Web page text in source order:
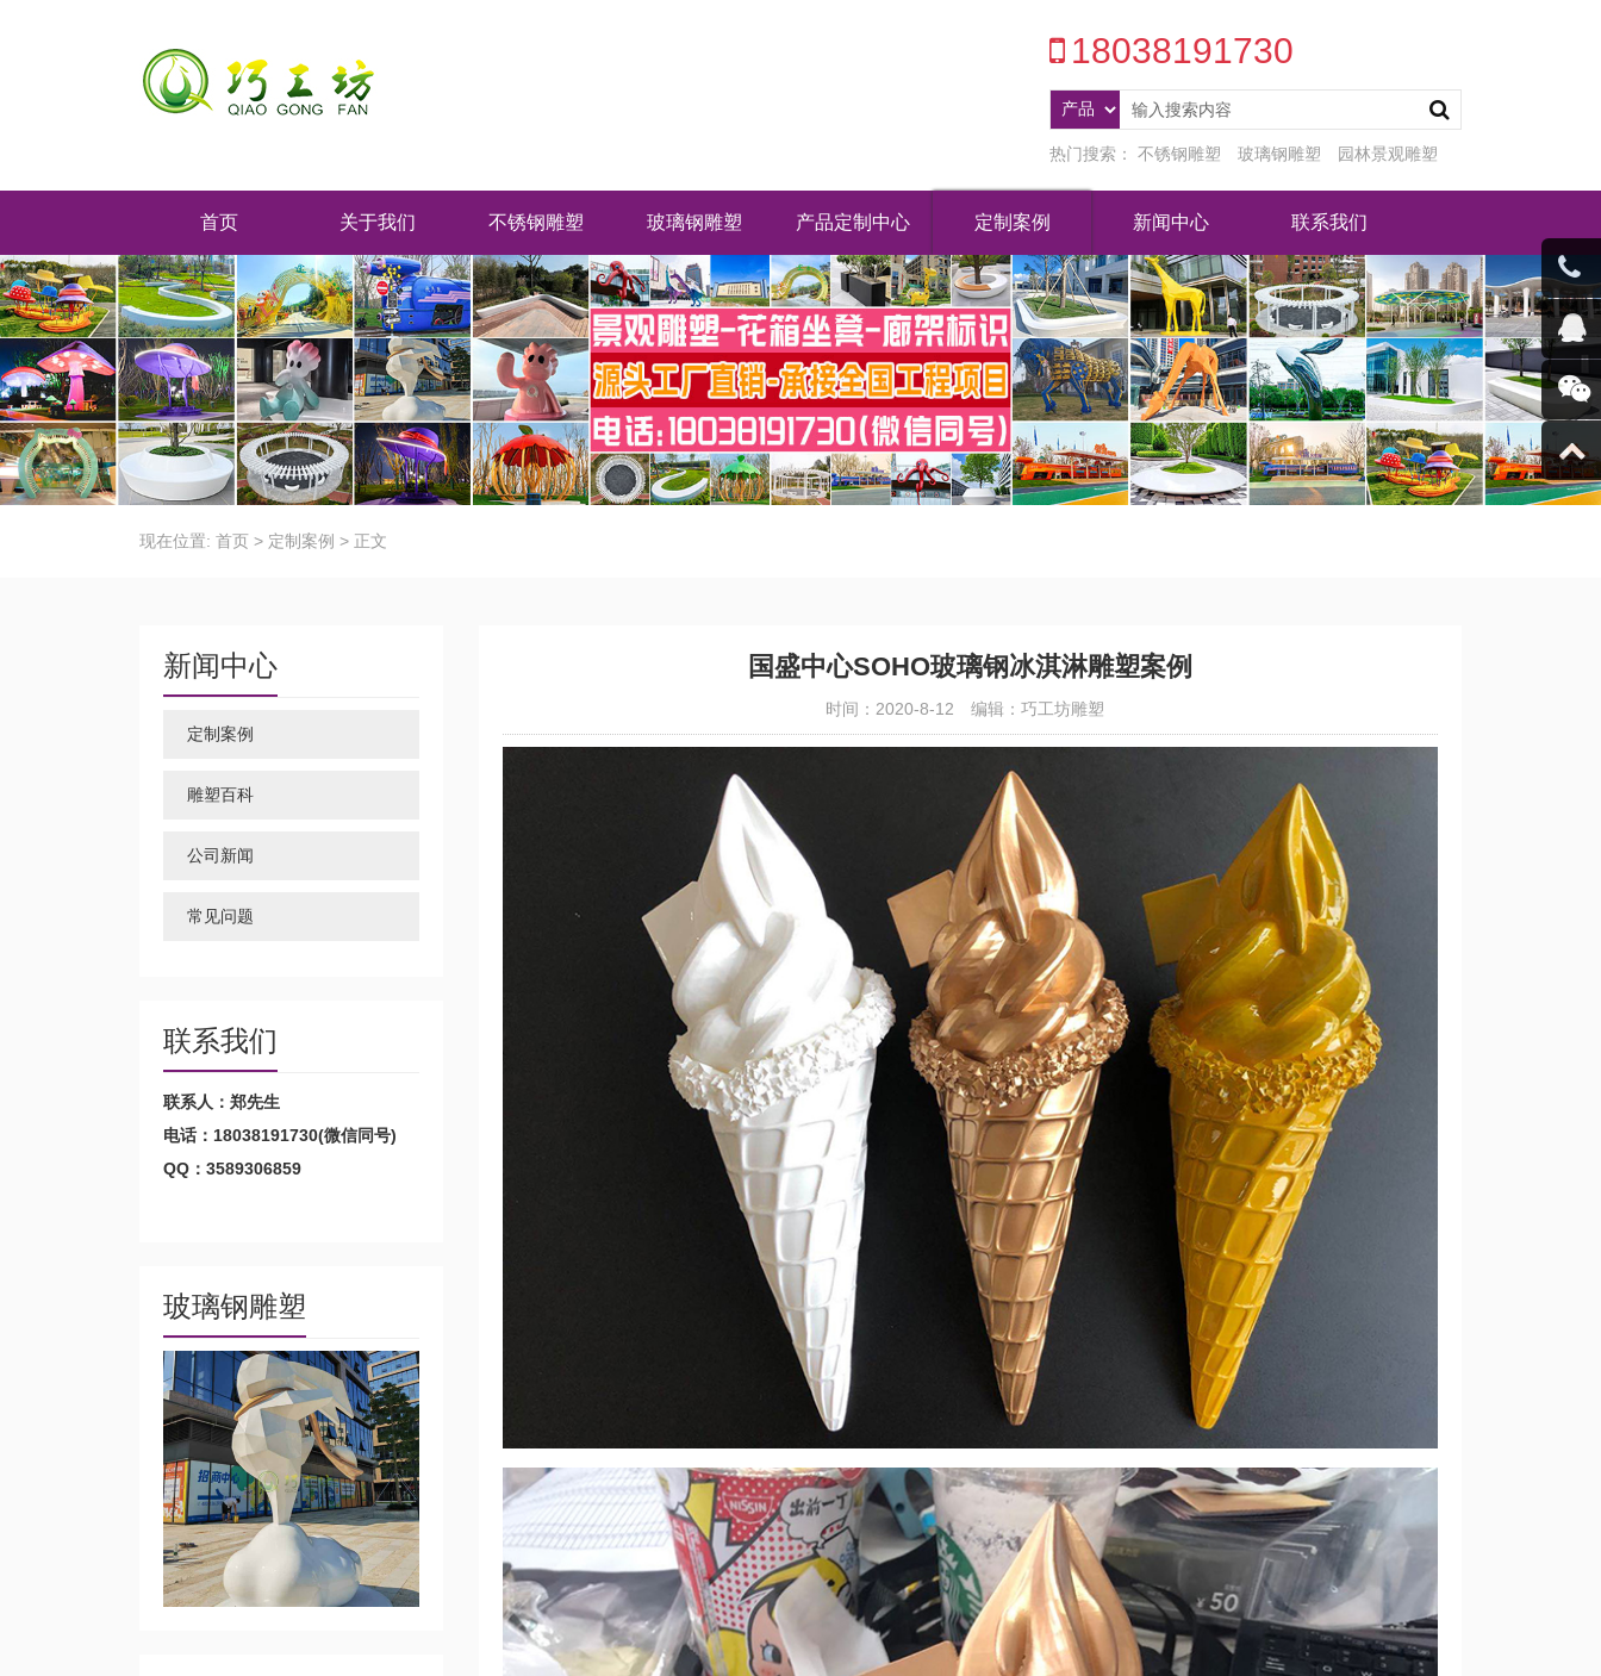
18038191730
热门搜索： 不锈钢雕塑 玻璃钢雕塑 园林景观雕塑
首页 关于我们 不锈钢雕塑 玻璃钢雕塑 产品定制中心 定制案例 新闻中心 联系我们
现在位置: 首页 > 定制案例 > 正文
新闻中心
定制案例
雕塑百科
公司新闻
常见问题
联系我们
联系人：郑先生
电话：18038191730(微信同号)
QQ：3589306859
玻璃钢雕塑
国盛中心SOHO玻璃钢冰淇淋雕塑案例
时间：2020-8-12 编辑：巧工坊雕塑
客服微